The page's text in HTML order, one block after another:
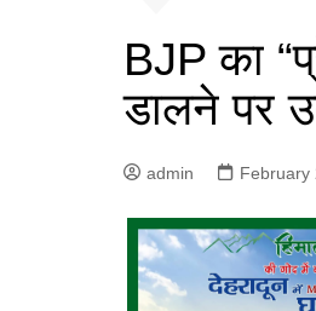
BJP का
डालने पर
admin February